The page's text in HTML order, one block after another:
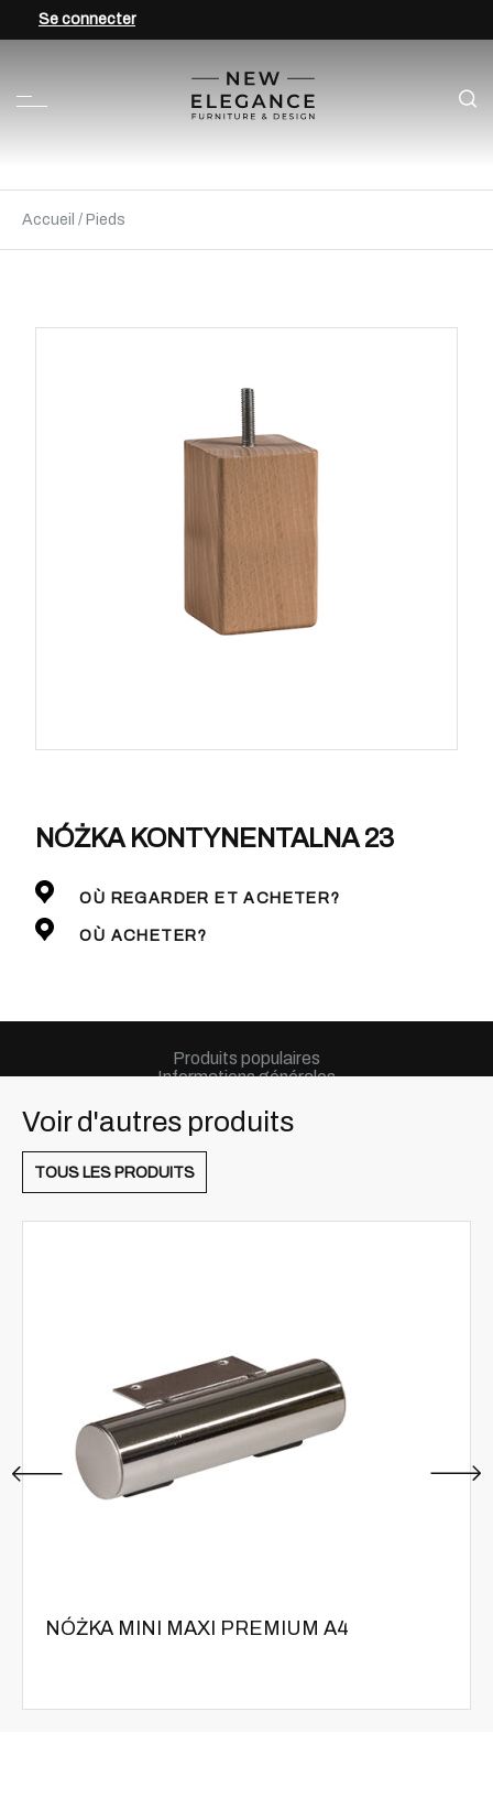
Se connecter
Accueil / Pieds
NÓŻKA KONTYNENTALNA 23
OÙ REGARDER ET ACHETER?
OÙ ACHETER?
Produits populaires
Informations générales
Voir d'autres produits
TOUS LES PRODUITS
NÓŻKA MINI MAXI PREMIUM A4